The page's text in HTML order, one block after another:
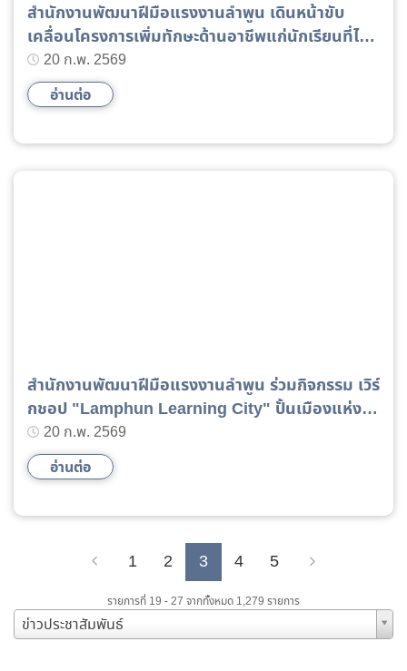
สำนักงานพัฒนาฝีมือแรงงานลำพูน เดินหน้าขับ
เคลื่อนโครงการเพิ่มทักษะด้านอาชีพแก่นักเรียนที่ไม่
ได้เรียนต่อหลังจบการศึกษาภาคบังคับ ประจำ
ปีงบประมาณ พ.ศ. 2569 มุ่งเน้นสร้างแรงงานฝีมือ
คุณภาพเพื่อยกระดับคุณภาพชีวิตเยาวชนในพื้นที่
20 ก.พ. 2569
อ่านต่อ
สำนักงานพัฒนาฝีมือแรงงานลำพูน ร่วมกิจกรรม เวิร์
กชอป "Lamphun Learning City" ปั้นเมืองแห่ง
การเรียนรู้สู่ความยั่งยืน
20 ก.พ. 2569
อ่านต่อ
1 2 3 4 5
รายการที่ 19 - 27 จากทั้งหมด 1,279 รายการ
ข่าวประชาสัมพันธ์